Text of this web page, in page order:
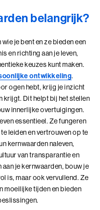
die passen bij
belangrijk?
je bent en ze bieden een
en richting aan je leven,
keuzes kunt maken.
ontwikkeling.
ogen hebt, krijg je inzicht
krijgt. Dit helpt bij het stellen
innerlijke overtuigingen.
essentieel. Ze fungeren
leiden en vertrouwen op te
kernwaarden naleven,
van transparantie en
je kernwaarden, bouw je
is, maar ook vervullend. Ze
moeilijke tijden en bieden